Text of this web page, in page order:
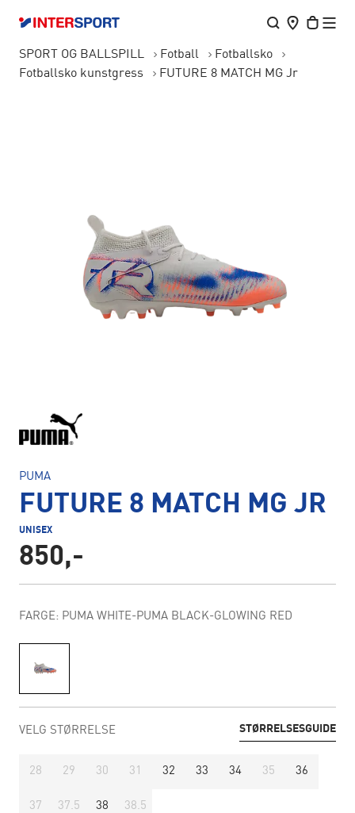
SPORT OG BALLSPILL Fotball
Fotballsko
Fotballsko kunstgress
FUTURE 8 MATCH MG Jr
PUMA
FUTURE 8 MATCH MG JR
UNISEX
850,-
FARGE: PUMA WHITE-PUMA BLACK-GLOWING RED
VELG STØRRELSE STØRRELSESGUIDE
28 29 30 31 32 33 34 35 36
37 37.5 38 38.5